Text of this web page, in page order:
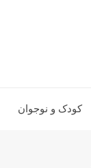
کودک و نوجوان